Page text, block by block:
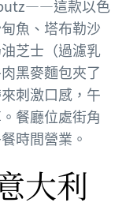
這款以色
魚、塔布勒沙
芝士（過濾乳
黑麥麵包夾了
刺激口感，午
餐廳位處街角
時間營業。
大利